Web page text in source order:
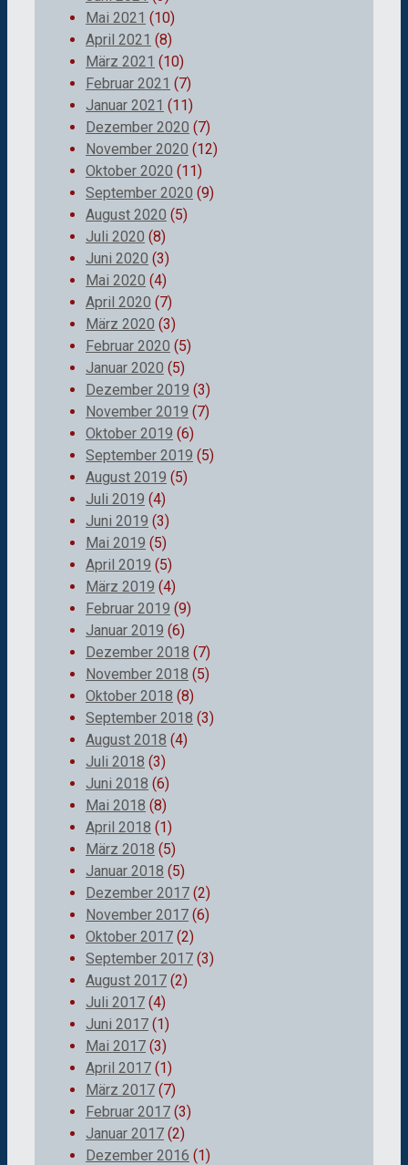
Mai 2021 (10)
April 2021 (8)
März 2021 (10)
Februar 2021 (7)
Januar 2021 (11)
Dezember 2020 (7)
November 2020 (12)
Oktober 2020 (11)
September 2020 (9)
August 2020 (5)
Juli 2020 (8)
Juni 2020 (3)
Mai 2020 (4)
April 2020 (7)
März 2020 (3)
Februar 2020 (5)
Januar 2020 (5)
Dezember 2019 (3)
November 2019 (7)
Oktober 2019 (6)
September 2019 (5)
August 2019 (5)
Juli 2019 (4)
Juni 2019 (3)
Mai 2019 (5)
April 2019 (5)
März 2019 (4)
Februar 2019 (9)
Januar 2019 (6)
Dezember 2018 (7)
November 2018 (5)
Oktober 2018 (8)
September 2018 (3)
August 2018 (4)
Juli 2018 (3)
Juni 2018 (6)
Mai 2018 (8)
April 2018 (1)
März 2018 (5)
Januar 2018 (5)
Dezember 2017 (2)
November 2017 (6)
Oktober 2017 (2)
September 2017 (3)
August 2017 (2)
Juli 2017 (4)
Juni 2017 (1)
Mai 2017 (3)
April 2017 (1)
März 2017 (7)
Februar 2017 (3)
Januar 2017 (2)
Dezember 2016 (1)